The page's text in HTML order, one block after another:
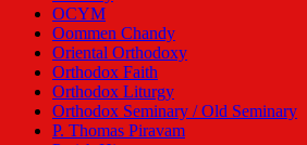
OCYM
Oommen Chandy
Oriental Orthodoxy
Orthodox Faith
Orthodox Liturgy
Orthodox Seminary / Old Seminary
P. Thomas Piravam